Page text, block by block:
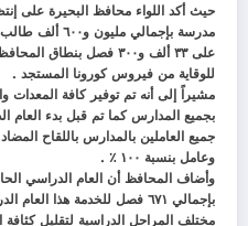
مدرسة بإجمالي مليون و٦٠٠ ألف طالب وطالبة موزعون
على ٣٣ ألف و٣٠٠ فصل
للوقاية من فيروس كورونا المستجد .
مشيراً إلى أنه تم توفير كافة المعدات
بجميع المدارس كما تم قبل بدء العام
وعامل بنسبة ١٠٠ ٪ .
بإجمالي ٦٧١ فصل للخدمة هذا العام الدراسي الجديد فى
مختلف المراحل الدراسية لتقليل